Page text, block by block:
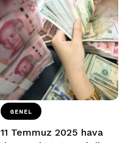
GENEL
11 Temmuz 2025 hava